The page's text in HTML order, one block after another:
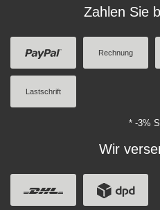
Zahlen Sie
Rechnung
Lastschrift
* -3%
Wir